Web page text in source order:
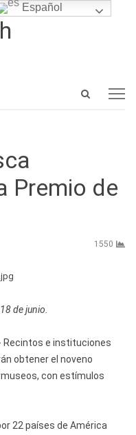
Open
Premio de
1550
de junio.
Recintos e instituciones
obtener el noveno
con estímulos
22 países de América
Español